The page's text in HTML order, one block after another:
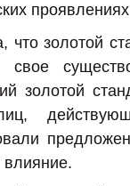
что золотой
свое
золотой